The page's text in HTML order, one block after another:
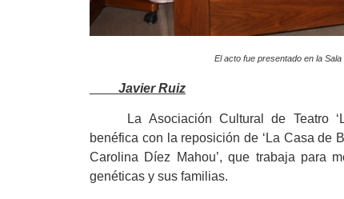
El acto fue presentado en
Javier Ruiz
La Asociación Cultural de Teatro
benéfica con la reposición de ‘La Casa de
Carolina Díez Mahou’, que trabaja para
genéticas y sus familias.